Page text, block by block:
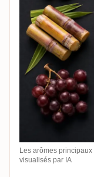
Les arômes
visualisés par IA